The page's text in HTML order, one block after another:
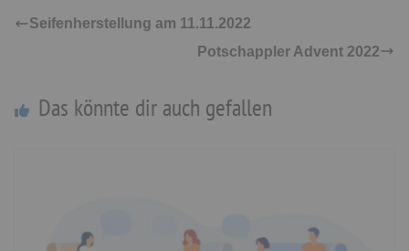
Seifenherstellung am 11.11.2022
Potschappler Advent 2022
Das könnte dir auch gefallen